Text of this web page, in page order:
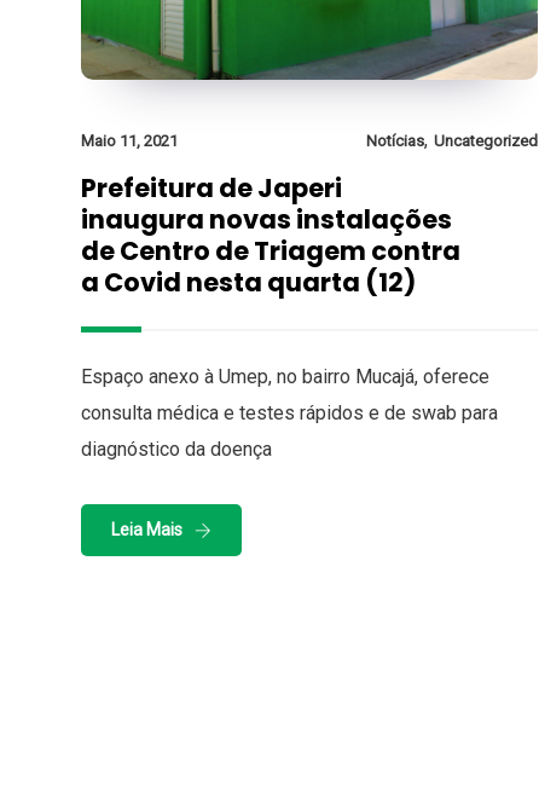
Maio 11, 2021 Notícias, Uncategorized
Prefeitura de Japeri
inaugura novas instalações
de Centro de Triagem contra
a Covid nesta quarta (12)
Espaço anexo à Umep, no bairro Mucajá, oferece
consulta médica e testes rápidos e de swab para
diagnóstico da doença
Leia Mais